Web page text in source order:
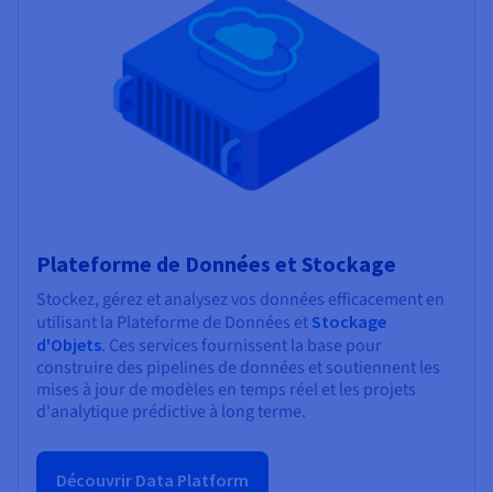
Plateforme de Données et Stockage
Stockez, gérez et analysez vos données efficacement en
utilisant la Plateforme de Données et Stockage
d'Objets. Ces services fournissent la base pour
construire des pipelines de données et soutiennent les
mises à jour de modèles en temps réel et les projets
d'analytique prédictive à long terme.
Découvrir Data Platform